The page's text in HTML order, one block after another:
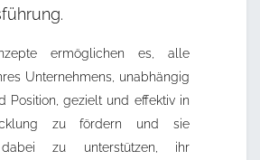
ermöglichen es, alle
Unternehmens, unabhängig
Position, gezielt und effektiv in
zu fördern und sie
dabei zu unterstützen, ihr